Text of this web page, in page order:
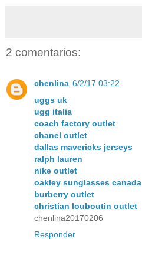
2 comentarios:
chenlina 6/2/17 03:22
uggs uk
ugg italia
coach factory outlet
chanel outlet
dallas mavericks jerseys
ralph lauren
nike outlet
oakley sunglasses canada
burberry outlet
christian louboutin outlet
chenlina20170206
Responder